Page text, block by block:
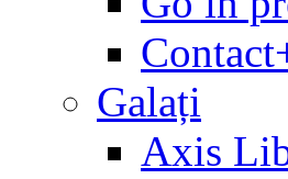
Galați
Axis